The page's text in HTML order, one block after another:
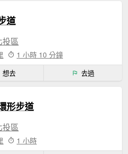
道
投區
1 小時 10 分鐘
想去 去過
形步道
投區
1 小時